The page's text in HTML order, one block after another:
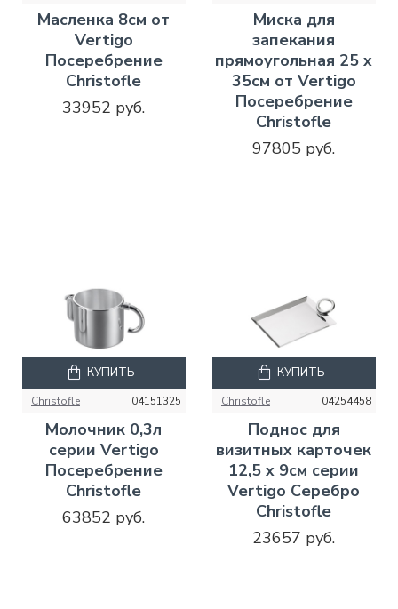
Масленка 8см от
Vertigo
Посеребрение
Christofle
33952 руб.
Миска для
запекания
прямоугольная 25 x
35см от Vertigo
Посеребрение
Christofle
97805 руб.
Christofle 04151325
Молочник 0,3л
серии Vertigo
Посеребрение
Christofle
63852 руб.
КУПИТЬ
Christofle 04254458
Поднос для
визитных карточек
12,5 x 9см серии
Vertigo Серебро
Christofle
23657 руб.
КУПИТЬ